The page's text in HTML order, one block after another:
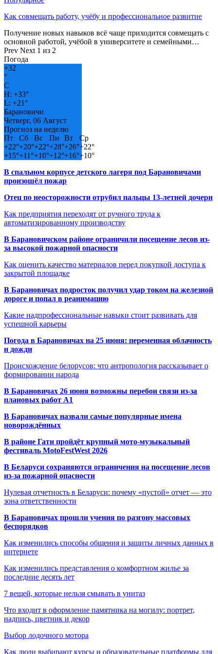
Как совмещать работу, учёбу и профессиональное развитие
Получение новых навыков всё чаще приходится совмещать с
основной работой, учёбой в университете и семейными…
Prev Next 1 из 2
Погода
+32
°
C
H: +33°
L: +21°
Барановичи
Четверг, 06 Август
Прогноз на неделю
Пт
Сб Вс Пн Вт
Ср
+22°+20°+22°+28°+26°+22°
+15°+11°+10°+12°+16°+10°
В спальном корпусе детского лагеря под Барановичами
произошёл пожар
Отец по неосторожности отрубил пальцы 13-летней дочери
Как предприятия переходят от ручного труда к
автоматизированному производству
В Барановичском районе ограничили посещение лесов из-
за высокой пожарной опасности
Как оценить качество материалов перед покупкой доступа к
закрытой площадке
В Барановичах подросток получил удар током на железной
дороге и попал в реанимацию
Какие надпрофессиональные навыки стоит развивать для
успешной карьеры
Погода в Барановичах на 25 июня: переменная облачность
и дожди
Происхождение белорусов: что антропология рассказывает о
формировании народа
В Барановичах 26 июня возможны перебои связи из-за
плановых работ A1
В Барановичах назвали самые популярные имена
новорождённых
В районе Гати пройдёт крупный мото-музыкальный
фестиваль MotoFestWest 2026
В Беларуси сохраняются ограничения на посещение лесов
из-за пожарной опасности
Нулевая отчетность в Беларуси: почему «пустой» отчет — это
зона ответственности
В Барановичах прошли учения по разгону массовых
беспорядков
Как изменились способы общения и защиты личных данных в
интернете
Как изменились представления о комфортном жилье за
последние десять лет
7 вещей, которые нельзя смывать в унитаз
Что входит в оформление памятника на могилу: портрет,
надпись, цветник и декор
Выбор лодочного мотора
Как люди выбирают курсы и образовательные платформы для